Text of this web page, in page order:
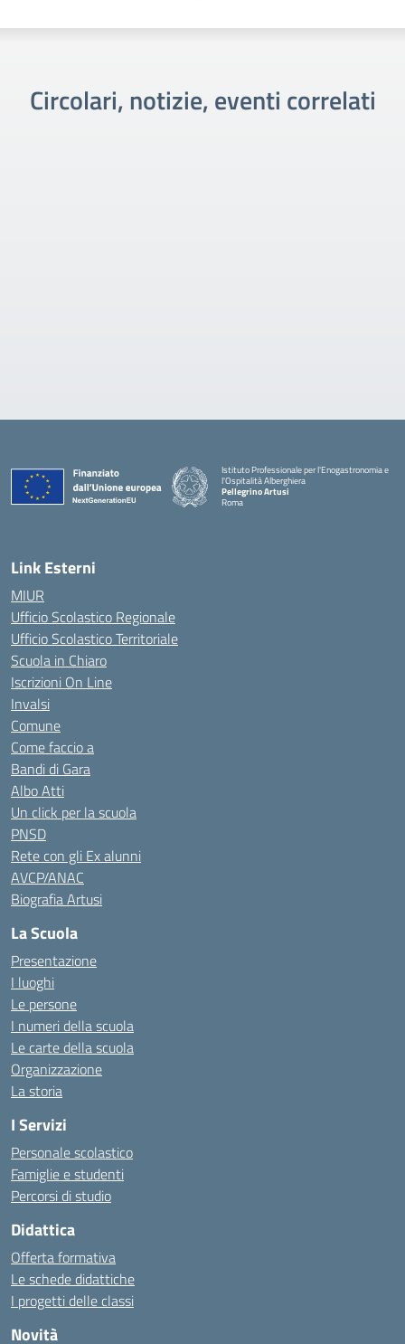
Circolari, notizie, eventi correlati
Istituto Professionale per l'Enogastronomia e
l'Ospitalità Alberghiera
Pellegrino Artusi
Roma
Link Esterni
MIUR
Ufficio Scolastico Regionale
Ufficio Scolastico Territoriale
Scuola in Chiaro
Iscrizioni On Line
Invalsi
Comune
Come faccio a
Bandi di Gara
Albo Atti
Un click per la scuola
PNSD
Rete con gli Ex alunni
AVCP/ANAC
Biografia Artusi
La Scuola
Presentazione
I luoghi
Le persone
I numeri della scuola
Le carte della scuola
Organizzazione
La storia
I Servizi
Personale scolastico
Famiglie e studenti
Percorsi di studio
Didattica
Offerta formativa
Le schede didattiche
I progetti delle classi
Novità